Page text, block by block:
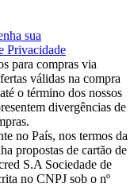
sua
Privacidade
para compras via
válidas na compra
o término dos nossos
divergências de
no País, nos termos da
propostas de cartão de
S.A Sociedade de
no CNPJ sob o nº